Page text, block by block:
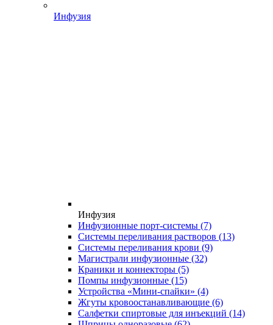
Инфузия
Инфузия
Инфузионные порт-системы (7)
Системы переливания растворов (13)
Системы переливания крови (9)
Магистрали инфузионные (32)
Краники и коннекторы (5)
Помпы инфузионные (15)
Устройства «Мини-спайки» (4)
Жгуты кровоостанавливающие (6)
Салфетки спиртовые для инъекций (14)